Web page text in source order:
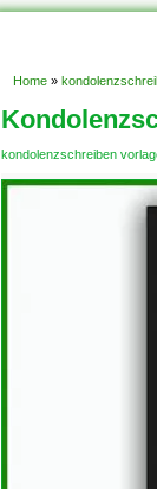
Home »
kondolenzschreiben